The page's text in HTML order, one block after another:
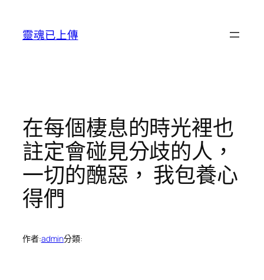
靈魂已上傳
在每個棲息的時光裡也
註定會碰見分歧的人，
一切的醜惡， 我包養心
得們
作者:admin分類: